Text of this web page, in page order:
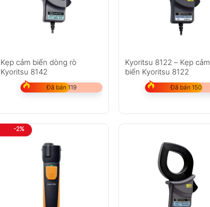
Kẹp cảm biến dòng rò
Kyoritsu 8142
Đã bán 119
Kyoritsu 8122 – Kẹp cảm
biến Kyoritsu 8122
Đã bán 150
-2%